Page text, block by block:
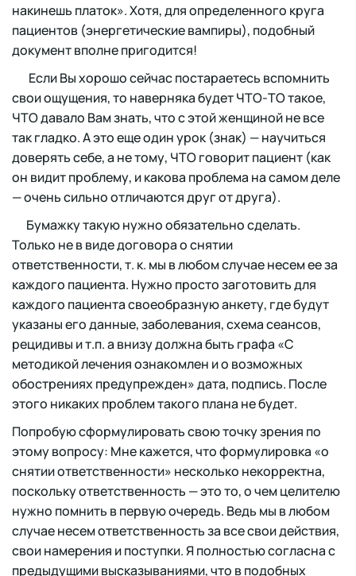
накинешь платок». Хотя, для определенного круга
пациентов (энергетические вампиры), подобный
документ вполне пригодится!
Если Вы хорошо сейчас постараетесь вспомнить
свои ощущения, то наверняка будет ЧТО-ТО такое,
ЧТО давало Вам знать, что с этой женщиной не все
так гладко. А это еще один урок (знак) — научиться
доверять себе, а не тому, ЧТО говорит пациент (как
он видит проблему, и какова проблема на самом деле
— очень сильно отличаются друг от друга).
Бумажку такую нужно обязательно сделать.
Только не в виде договора о снятии
ответственности, т. к. мы в любом случае несем ее за
каждого пациента. Нужно просто заготовить для
каждого пациента своеобразную анкету, где будут
указаны его данные, заболевания, схема сеансов,
рецидивы и т.п. а внизу должна быть графа «С
методикой лечения ознакомлен и о возможных
обострениях предупрежден» дата, подпись. После
этого никаких проблем такого плана не будет.
Попробую сформулировать свою точку зрения по
этому вопросу: Мне кажется, что формулировка «о
снятии ответственности» несколько некорректна,
поскольку ответственность — это то, о чем целителю
нужно помнить в первую очередь. Ведь мы в любом
случае несем ответственность за все свои действия,
свои намерения и поступки. Я полностью согласна с
предыдущими высказываниями, что в подобных